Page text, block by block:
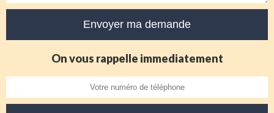
On vous rappelle immediatement